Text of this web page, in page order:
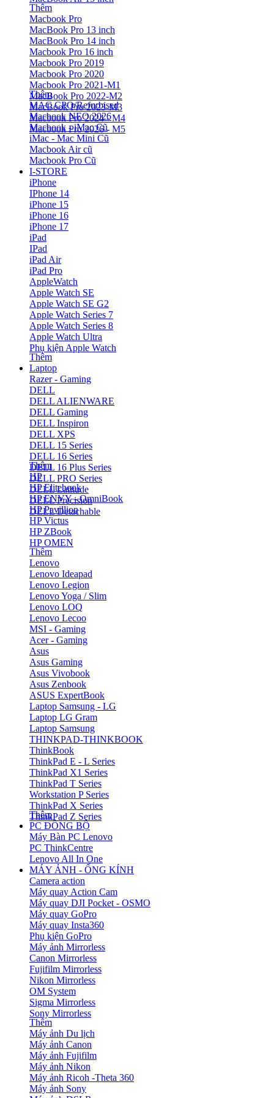
Thêm
Macbook Pro
MacBook Pro 13 inch
MacBook Pro 14 inch
Macbook Pro 16 inch
Macbook Pro 2019
Macbook Pro 2020
Macbook Pro 2021-M1
MacBook Pro 2022-M2
MacBook Pro 2023-M3
Macbook Pro 2024 - M4
Macbook Pro 2026 - M5
Thêm
MAC CPO/Refurbised
Macbook NEO 2026
Macbook - iMac Cũ
iMac - Mac Mini Cũ
Macbook Air cũ
Macbook Pro Cũ
I-STORE
iPhone
IPhone 14
iPhone 15
iPhone 16
iPhone 17
iPad
IPad
iPad Air
iPad Pro
AppleWatch
Apple Watch SE
Apple Watch SE G2
Apple Watch Series 7
Apple Watch Series 8
Apple Watch Ultra
Phụ kiện Apple Watch
Thêm
Laptop
Razer - Gaming
DELL
DELL ALIENWARE
DELL Gaming
DELL Inspiron
DELL XPS
DELL 15 Series
DELL 16 Series
DELL 16 Plus Series
DELL PRO Series
DELL Latitude
DELL Precision
DELL Detachable
Thêm
HP
HP Elitebook
HP ENVY - OmniBook
HP Pavillion
HP Victus
HP ZBook
HP OMEN
Thêm
Lenovo
Lenovo Ideapad
Lenovo Legion
Lenovo Yoga / Slim
Lenovo LOQ
Lenovo Lecoo
MSI - Gaming
Acer - Gaming
Asus
Asus Gaming
Asus Vivobook
Asus Zenbook
ASUS ExpertBook
Laptop Samsung - LG
Laptop LG Gram
Laptop Samsung
THINKPAD-THINKBOOK
ThinkBook
ThinkPad E - L Series
ThinkPad X1 Series
ThinkPad T Series
Workstation P Series
ThinkPad X Series
ThinkPad Z Series
Thêm
PC ĐỒNG BỘ
Máy Bàn PC Lenovo
PC ThinkCentre
Lenovo All In One
MÁY ẢNH - ỐNG KÍNH
Camera action
Máy quay Action Cam
Máy quay DJI Pocket - OSMO
Máy quay GoPro
Máy quay Insta360
Phụ kiện GoPro
Máy ảnh Mirrorless
Canon Mirrorless
Fujifilm Mirrorless
Nikon Mirrorless
OM System
Sigma Mirrorless
Sony Mirrorless
Thêm
Máy ảnh Du lịch
Máy ảnh Canon
Máy ảnh Fujifilm
Máy ảnh Nikon
Máy ảnh Ricoh -Theta 360
Máy ảnh Sony